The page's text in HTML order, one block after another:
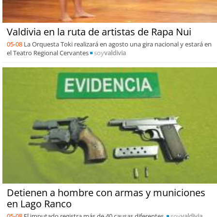
Valdivia en la ruta de artistas de Rapa Nui
05-08 La Orquesta Toki realizará en agosto una gira nacional y estará en
el Teatro Regional Cervantes
soyvaldivia
Detienen a hombre con armas y municiones
en Lago Ranco